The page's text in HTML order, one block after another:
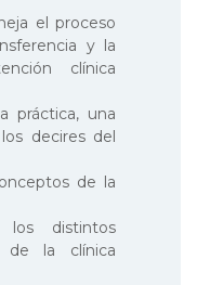
el proceso
y la
clínica
práctica, una
decires del
de la
distintos
de la clínica